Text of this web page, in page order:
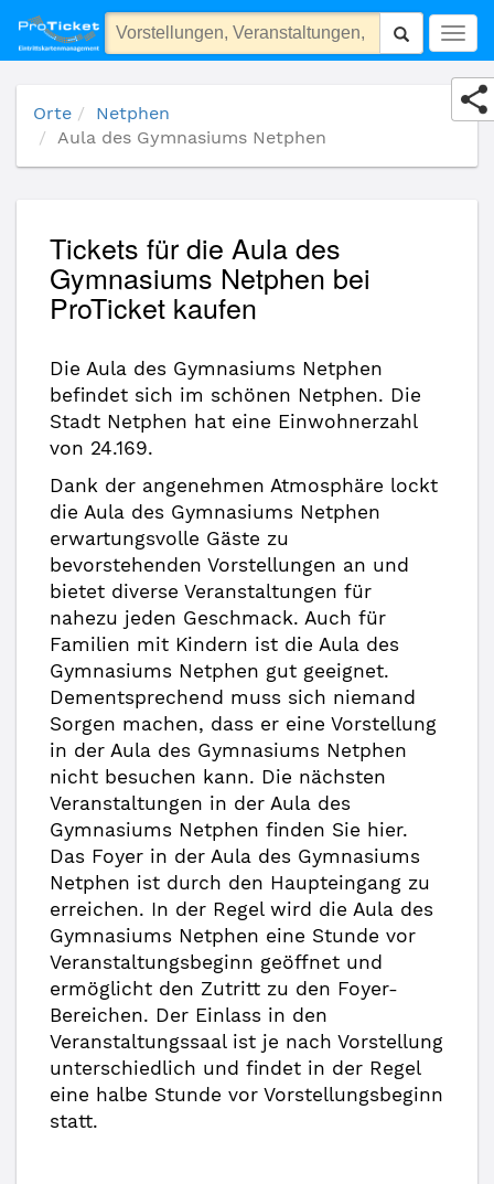
Aula des Gymnasiums Netphen
Orte
Netphen
Aula des Gymnasiums Netphen
Tickets für die Aula des
Gymnasiums Netphen bei
ProTicket kaufen
Die Aula des Gymnasiums Netphen
befindet sich im schönen Netphen. Die
Stadt Netphen hat eine Einwohnerzahl
von 24.169.
Dank der angenehmen Atmosphäre lockt
die Aula des Gymnasiums Netphen
erwartungsvolle Gäste zu
bevorstehenden Vorstellungen an und
bietet diverse Veranstaltungen für
nahezu jeden Geschmack. Auch für
Familien mit Kindern ist die Aula des
Gymnasiums Netphen gut geeignet.
Dementsprechend muss sich niemand
Sorgen machen, dass er eine Vorstellung
in der Aula des Gymnasiums Netphen
nicht besuchen kann. Die nächsten
Veranstaltungen in der Aula des
Gymnasiums Netphen finden Sie hier.
Das Foyer in der Aula des Gymnasiums
Netphen ist durch den Haupteingang zu
erreichen. In der Regel wird die Aula des
Gymnasiums Netphen eine Stunde vor
Veranstaltungsbeginn geöffnet und
ermöglicht den Zutritt zu den Foyer-
Bereichen. Der Einlass in den
Veranstaltungssaal ist je nach Vorstellung
unterschiedlich und findet in der Regel
eine halbe Stunde vor Vorstellungsbeginn
statt.